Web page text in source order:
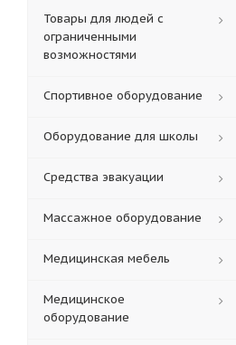
Товары для людей с
ограниченными
возможностями
Спортивное оборудование
Оборудование для школы
Средства эвакуации
Массажное оборудование
Медицинская мебель
Медицинское
оборудование